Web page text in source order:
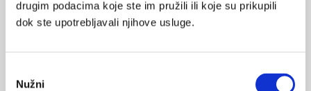
drugim podacima koje ste im pružili ili koje su prikupili
dok ste upotrebljavali njihove usluge.
pristanka
Nužni
24.07.2022.
Transkranijalna magnetska stimulacija u Klinici za
Održana 5. europska konferencija o stimulaciji